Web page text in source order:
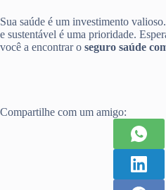
Sua saúde é um investimento
e sustentável é uma prioridade.
você a encontrar o seguro saúde
Compartilhe com um amigo: